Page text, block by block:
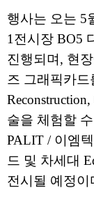
행사는 오는 5
1전시장 BO5
진행되며, 현
즈 그래픽카
술을 체험할
PALIT / 이엠
드 및 차세대
전시될 예정이